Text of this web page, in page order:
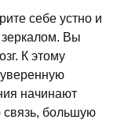
себе устно и
Вы
К этому
начинают
связь, большую